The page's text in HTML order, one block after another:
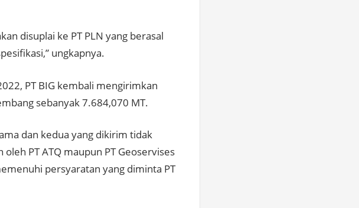
disuplai ke PT PLN yang berasal
ungkapnya.
PT BIG kembali mengirimkan
sebanyak 7.684,070 MT.
dan kedua yang dikirim tidak
PT ATQ maupun PT Geoservises
persyaratan yang diminta PT